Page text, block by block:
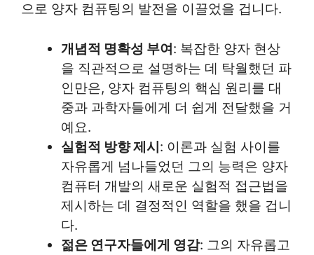
으로 양자 컴퓨팅의 발전을 이끌었을 겁니다.
개념적 명확성 부여: 복잡한 양자 현상
을 직관적으로 설명하는 데 탁월했던 파
인만은, 양자 컴퓨팅의 핵심 원리를 대
중과 과학자들에게 더 쉽게 전달했을 거
예요.
실험적 방향 제시: 이론과 실험 사이를
자유롭게 넘나들었던 그의 능력은 양자
컴퓨터 개발의 새로운 실험적 접근법을
제시하는 데 결정적인 역할을 했을 겁니
다.
젊은 연구자들에게 영감: 그의 자유롭고